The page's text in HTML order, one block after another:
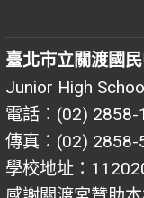
臺北市立關渡國
Junior High
電話：(02) 2858-
傳真：(02) 2858-
學校地址：